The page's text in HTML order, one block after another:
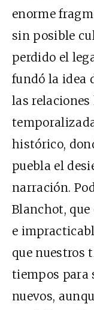
enorme
sin posible
perdido el
fundó la idea
las
histórico,
puebla el
narración.
Blanchot,
e
que nuestros
tiempos para
nuevos,